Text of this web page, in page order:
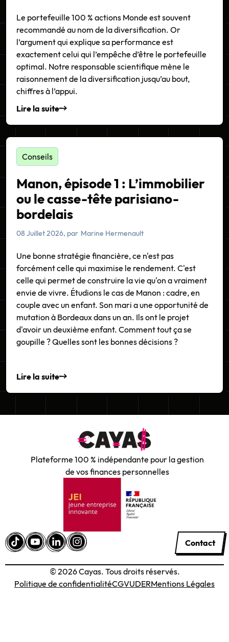
Le portefeuille 100 % actions Monde est souvent
recommandé au nom de la diversification. Or
l’argument qui explique sa performance est
exactement celui qui l’empêche d’être le portefeuille
optimal. Notre responsable scientifique mène le
raisonnement de la diversification jusqu’au bout,
chiffres à l’appui.
Lire la suite
Conseils
Manon, épisode 1 : L’immobilier
ou le casse-tête parisiano-
bordelais
08 Juillet 2026, par Marine Hermenault
Une bonne stratégie financière, ce n'est pas
forcément celle qui maximise le rendement. C'est
celle qui permet de construire la vie qu'on a vraiment
envie de vivre. Étudions le cas de Manon : cadre, en
couple avec un enfant. Son mari a une opportunité de
mutation à Bordeaux dans un an. Ils ont le projet
d'avoir un deuxième enfant. Comment tout ça se
goupille ? Quelles sont les bonnes décisions ?
Lire la suite
Plateforme 100 % indépendante pour la gestion
de vos finances personnelles
Contact
© 2026 Cayas. Tous droits réservés.
Politique de confidentialitéCGVUDERMentions Légales